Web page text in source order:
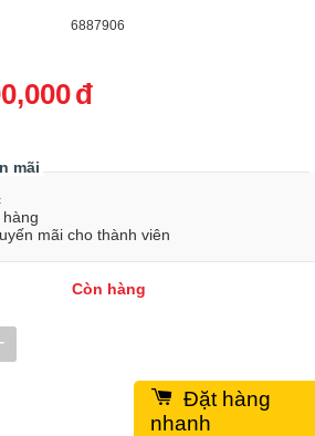
6887906
đ
mãi
mãi cho thành viên
Còn hàng
Đặt hàng
nhanh